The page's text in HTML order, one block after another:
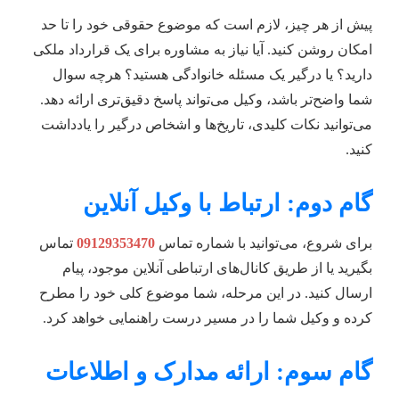
پیش از هر چیز، لازم است که موضوع حقوقی خود را تا حد
امکان روشن کنید. آیا نیاز به مشاوره برای یک قرارداد ملکی
دارید؟ یا درگیر یک مسئله خانوادگی هستید؟ هرچه سوال
شما واضح‌تر باشد، وکیل می‌تواند پاسخ دقیق‌تری ارائه دهد.
می‌توانید نکات کلیدی، تاریخ‌ها و اشخاص درگیر را یادداشت
کنید.
گام دوم: ارتباط با وکیل آنلاین
برای شروع، می‌توانید با شماره تماس 09129353470 تماس
بگیرید یا از طریق کانال‌های ارتباطی آنلاین موجود، پیام
ارسال کنید. در این مرحله، شما موضوع کلی خود را مطرح
کرده و وکیل شما را در مسیر درست راهنمایی خواهد کرد.
گام سوم: ارائه مدارک و اطلاعات